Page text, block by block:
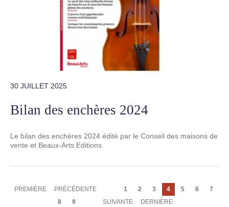
30 JUILLET 2025
Bilan des enchères 2024
Le bilan des enchères 2024 édité par le Conseil des maisons de
vente et Beaux-Arts Editions.
Pagination
PREMIÈRE
PREMIÈRE
PAGE
PRÉCÉDENTE Page
1 Page
2 Page
3
Page
courante
4 Page
5 Page
6 Page
7
Page
8 Page
9
PAGE
SUIVANTE
DERNIÈRE
DERNIÈRE